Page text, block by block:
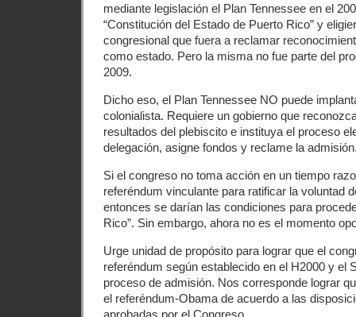
mediante legislación el Plan Tennessee en el
“Constitución del Estado de Puerto Rico” y
congresional que fuera a reclamar
como estado. Pero la misma no fue parte del
2009.
Dicho eso, el Plan Tennessee NO puede
colonialista. Requiere un gobierno que
resultados del plebiscito e instituya el proceso
delegación, asigne fondos y reclame la
Si el congreso no toma acción en un tiempo
referéndum vinculante para ratificar la voluntad
entonces se darían las condiciones para
Rico”. Sin embargo, ahora no es el momento
Urge unidad de propósito para lograr que el
referéndum según establecido en el H2000 y el
proceso de admisión. Nos corresponde lograr
el referéndum-Obama de acuerdo a las
aprobadas por el Congreso.